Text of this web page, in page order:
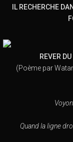
IL RECHERCHE
REVER
(Poème par
Quand la ligne